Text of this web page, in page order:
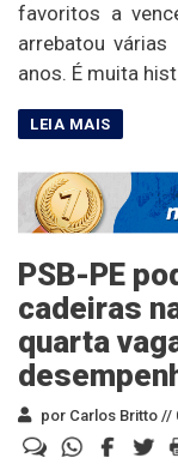
favoritos a
arrebatou
anos. É muita
PSB-PE
cadeiras
quarta
por Carlos Britto //